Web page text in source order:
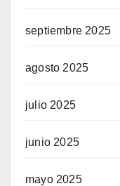
septiembre 2025
agosto 2025
julio 2025
junio 2025
mayo 2025